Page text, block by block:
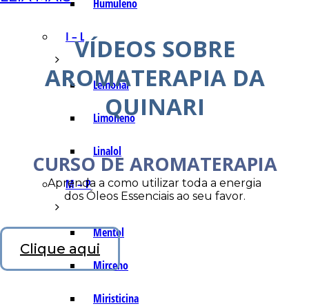
Humuleno
I – L
Lemonal
Limoneno
Linalol
M – P
Mentol
Mirceno
Miristicina
VÍDEOS SOBRE
AROMATERAPIA DA
QUINARI
CURSO DE AROMATERAPIA
Aprenda a como utilizar toda a energia
dos Óleos Essenciais ao seu favor.
Clique aqui